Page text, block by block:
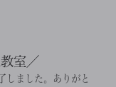
室／
しました。ありがと